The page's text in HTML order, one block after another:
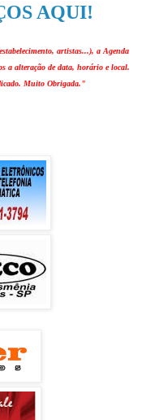
AQUI!
artistas...), a Agenda
a alteração de data, horário e local.
Muito Obrigada."